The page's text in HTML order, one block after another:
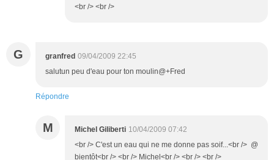
<br /> <br />
G granfred 09/04/2009 22:45
salutun peu d'eau pour ton moulin@+Fred
Répondre
M Michel Giliberti 10/04/2009 07:42
<br /> C'est un eau qui ne me donne pas soif...<br /> @
bientôt<br /> <br /> Michel<br /> <br /> <br />